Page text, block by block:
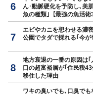
ん･動脈硬化を予防し､美
魚の種類｣【最強の魚活術3
エビやカニを想わせる濃
公園でタダで採れる｢今
地方衰退の一番の原因は
口の超富裕層が｢住民税
移住した理由
ワキの臭いでも､口臭で